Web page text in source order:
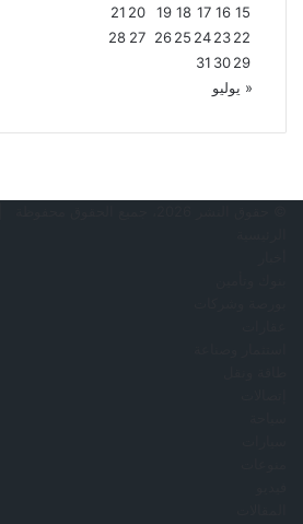
15
16
17
18
19
20
21
22
23
24
25
26
27
28
29
30
31
« يوليو